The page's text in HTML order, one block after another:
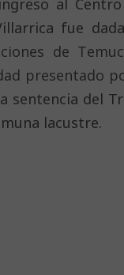
fue
de
presentado
sentencia del
lacustre.